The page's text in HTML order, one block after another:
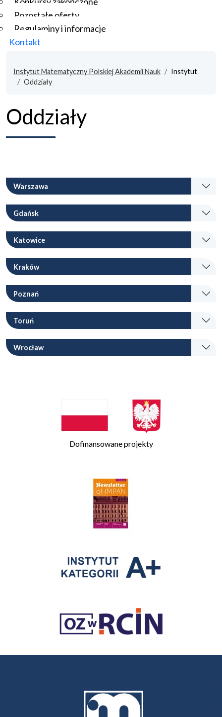
Pozostałe oferty
Regulaminy i informacje
Kontakt
Instytut Matematyczny Polskiej Akademii Nauk
Instytut
Oddziały
Oddziały
Warszawa
Gdańsk
Katowice
Kraków
Poznań
Toruń
Wrocław
Dofinansowane projekty